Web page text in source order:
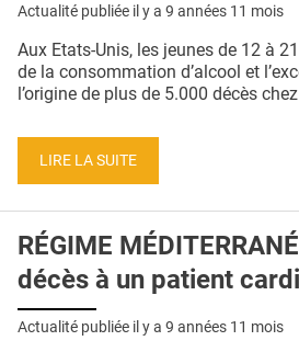
Actualité publiée il y a 9 années 11 mois
Aux Etats-Unis, les jeunes de 12 à
de la consommation d’alcool et
l’origine de plus de 5.000 décès
LIRE LA SUITE
RÉGIME
décès à un patient
Actualité publiée il y a 9 années 11 mois